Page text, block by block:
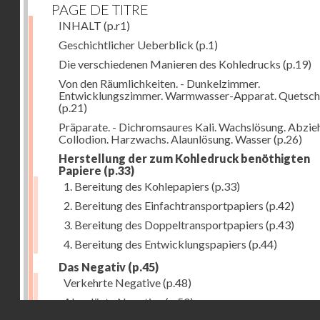
PAGE DE TITRE
INHALT (p.r1)
Geschichtlicher Ueberblick (p.1)
Die verschiedenen Manieren des Kohledrucks (p.19)
Von den Räumlichkeiten. - Dunkelzimmer.
Entwicklungszimmer. Warmwasser-Apparat.
(p.21)
Präparate. - Dichromsaures Kali. Wachslösung.
Collodion. Harzwachs. Alaunlösung. Wasser(p.26)
Herstellung der zum Kohledruck benöthigten
Papiere (p.33)
1. Bereitung des Kohlepapiers (p.33)
2. Bereitung des Einfachtransportpapiers (p.42)
3. Bereitung des Doppeltransportpapiers (p.43)
4. Bereitung des Entwicklungspapiers (p.44)
Das Negativ (p.45)
Verkehrte Negative(p.48)
Abgelöste Negative(p.50)